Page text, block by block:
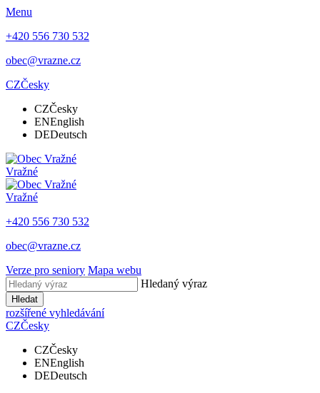
Menu
+420 556 730 532
obec@vrazne.cz
CZČesky
CZČesky
ENEnglish
DEDeutsch
Vražné
Vražné
+420 556 730 532
obec@vrazne.cz
Verze pro seniory Mapa webu
Hledaný výraz
Hledat
rozšířené vyhledávání
CZČesky
CZČesky
ENEnglish
DEDeutsch